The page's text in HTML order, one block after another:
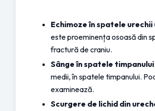
Echimoze în spatele urechii
este proeminența osoasă din
fractură de craniu.
Sânge în spatele
medii, în spatele timpanului.
examinează.
Scurgere de lichid din